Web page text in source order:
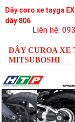
Dây coro xe tayga
dây 806
Liên hệ:
DÂY CUROA XE
MITSUBOSHI